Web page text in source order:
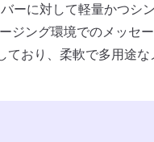
ーに対して軽量かつシ
ジング環境でのメッセ
おり、柔軟で多用途